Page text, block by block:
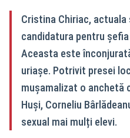
Cristina Chiriac, actuala
candidatura pentru
Aceasta este
uriașe. Potrivit presei
mușamalizat o anchetă
Huși, Corneliu
sexual mai mulți elevi.